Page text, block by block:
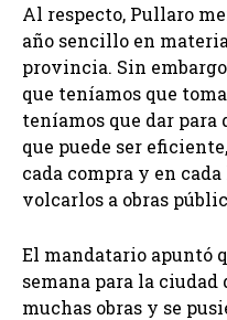
Al respecto, Pullaro
año sencillo en
provincia. Sin
que teníamos que
teníamos que dar para
que puede ser
cada compra y en
volcarlos a obras
El mandatario apuntó
semana para la ciudad
muchas obras y se